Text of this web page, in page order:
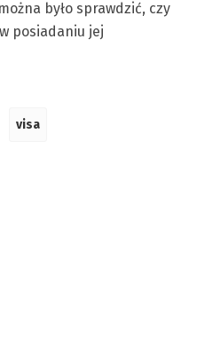
było sprawdzić, czy
posiadaniu jej
visa